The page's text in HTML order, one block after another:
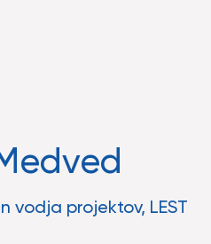
vodja projektov, LEST